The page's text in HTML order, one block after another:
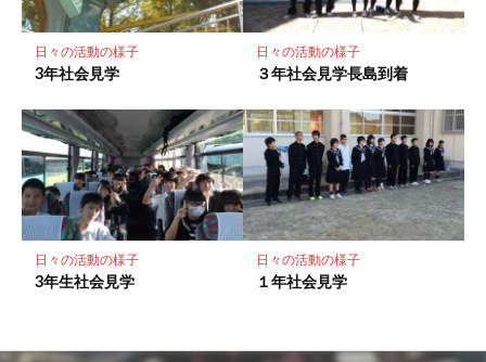
日々の活動の様子
3年社会見学
日々の活動の様子
３年社会見学長島到着
日々の活動の様子
3年生社会見学
日々の活動の様子
１年社会見学